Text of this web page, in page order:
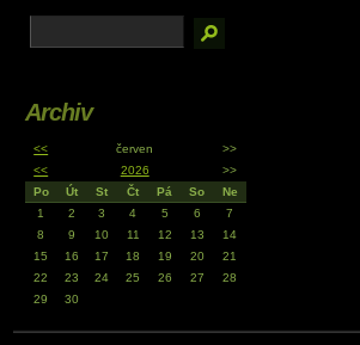
Archiv
<< červen
>>
<<
2026
>>
Po
Út St Čt Pá So
Ne
1
2 3 4 5 6
7
8
9 10 11 12 13
14
15
16 17 18 19 20
21
22
23 24 25 26 27
28
29
30